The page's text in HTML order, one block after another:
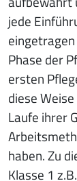
jede
Phase der
ersten
diese
Laufe ihrer
haben. Zu
Klasse 1